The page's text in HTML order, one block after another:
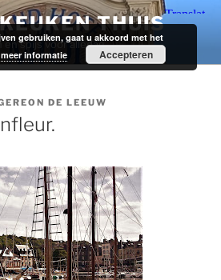
THUIS
en spijs voor alledag.
DE LEEUW
gebruiken, gaat u akkoord met het
meer informatie Accepteren